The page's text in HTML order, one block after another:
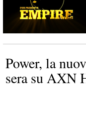
Power, la
sera su AXN